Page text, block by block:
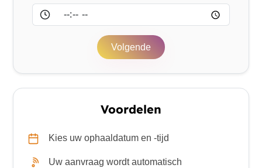
Volgende
Voordelen
Kies uw ophaaldatum en -tijd
Uw aanvraag wordt automatisch